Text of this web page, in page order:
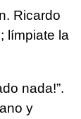
Ricardo
límpiate la
nada!”.
y